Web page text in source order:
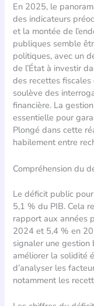
En 2025, le
des indicateurs
et la montée de
publiques semble
politiques, avec un
de l’État à investir
des recettes
soulève des
financière. La
essentielle pour
Plongé dans cette
habilement entre
Compréhension du
Le déficit public
5,1 % du PIB. Cela
rapport aux années
2024 et 5,4 % en
signaler une
améliorer la solidité
d’analyser les
notamment les